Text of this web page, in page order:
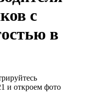
с
в
и откроем фото